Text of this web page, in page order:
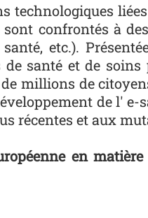
technologiques
confrontés à
etc.).
santé et de
de millions de
de l' e-
récentes et aux
en